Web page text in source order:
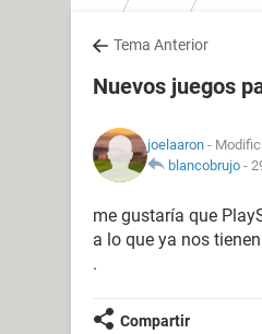
Tema Anterior
Nuevos juegos
joelaaron -
blancobrujo -
me gustaría que
a lo que ya nos
.
Compartir